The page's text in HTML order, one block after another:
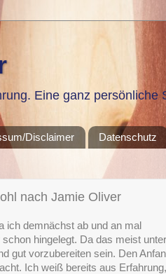
Eine ganz persönliche
Disclaimer Datenschutz
nach Jamie Oliver
ich demnächst ab und an mal
hingelegt. Da das meist unter
gut vorzubereiten sein. Den
Ich weiß bereits aus